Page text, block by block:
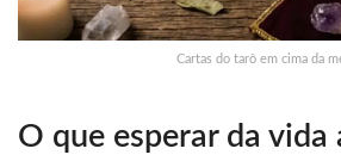
Cartas do tarô em cima da
O que esperar da vida